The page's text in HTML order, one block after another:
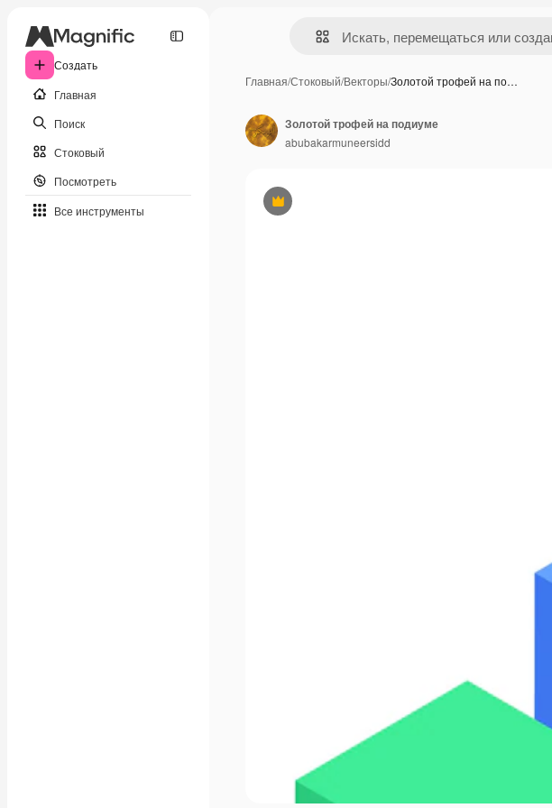
Создать
Главная
Поиск
Стоковый
Посмотреть
Все инструменты
Главная/Стоковый/Векторы/Золотой трофей на по…
Премиум
Золотой трофей на подиуме
abubakarmuneersidd